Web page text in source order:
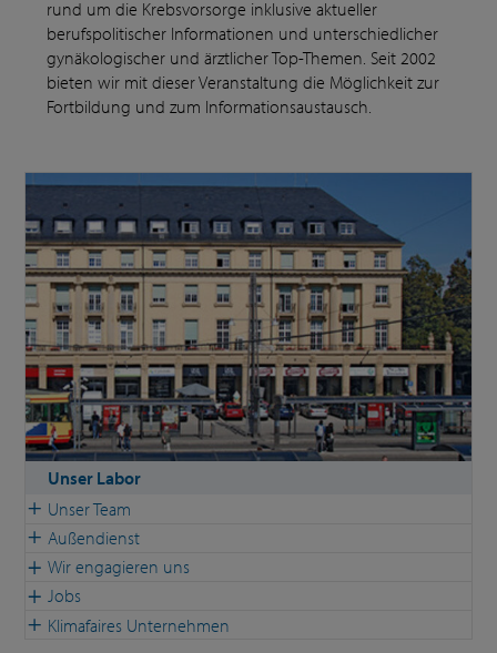
rund um die Krebsvorsorge inklusive aktueller
berufspolitischer Informationen und unterschiedlicher
gynäkologischer und ärztlicher Top-Themen. Seit 2002
bieten wir mit dieser Veranstaltung die Möglichkeit zur
Fortbildung und zum Informationsaustausch.
Unser Labor
Unser Team
Außendienst
Wir engagieren uns
Jobs
Klimafaires Unternehmen